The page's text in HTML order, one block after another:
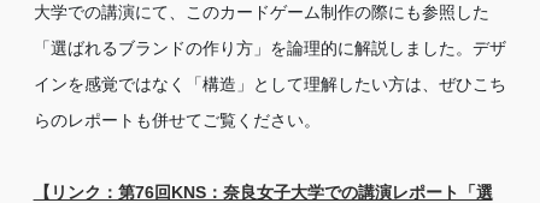
大学での講演にて、このカードゲーム制作の際にも参照した
「選ばれるブランドの作り方」を論理的に解説しました。デザ
インを感覚ではなく「構造」として理解したい方は、ぜひこち
らのレポートも併せてご覧ください。
【リンク：第76回KNS：奈良女子大学での講演レポート「選